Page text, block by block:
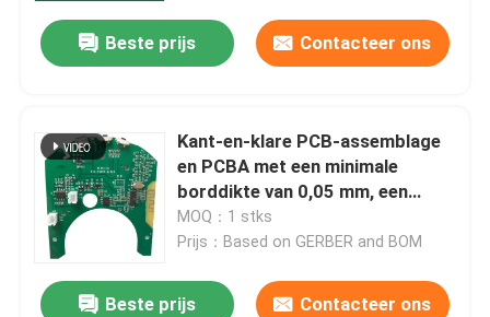
Beste prijs Contacteer ons
Kant-en-klare PCB-assemblage
en PCBA met een minimale
borddikte van 0,05 mm, een
maximale bordgrootte van 500
mm * 1200 mm en een minimaal
MOQ：1 stks
Prijs：Based on GERBER and BOM
Beste prijs Contacteer ons